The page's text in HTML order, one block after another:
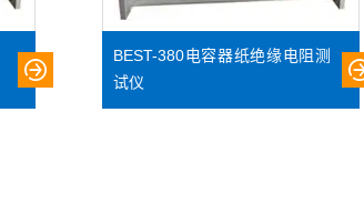
BEST-380电容器纸绝缘电阻测
试仪